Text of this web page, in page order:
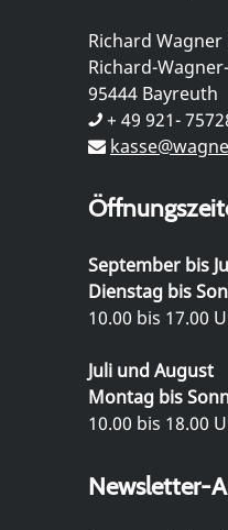
Richard
Richard-
95444 Bayreuth
+ 49 921-
September bis
Dienstag bis
10.00 bis 17.00
Juli und August
Montag bis
10.00 bis 18.00
Newsletter-